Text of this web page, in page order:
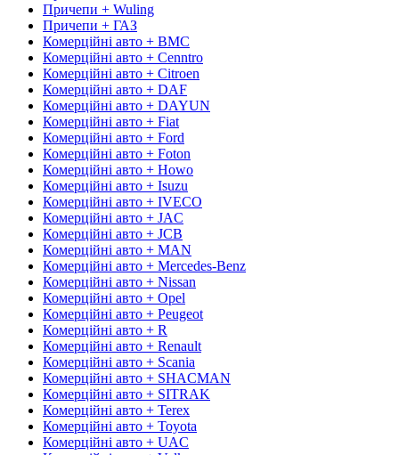
Причепи + Wuling
Причепи + ГАЗ
Комерційні авто + BMC
Комерційні авто + Cenntro
Комерційні авто + Citroen
Комерційні авто + DAF
Комерційні авто + DAYUN
Комерційні авто + Fiat
Комерційні авто + Ford
Комерційні авто + Foton
Комерційні авто + Howo
Комерційні авто + Isuzu
Комерційні авто + IVECO
Комерційні авто + JAC
Комерційні авто + JCB
Комерційні авто + MAN
Комерційні авто + Mercedes-Benz
Комерційні авто + Nissan
Комерційні авто + Opel
Комерційні авто + Peugeot
Комерційні авто + R
Комерційні авто + Renault
Комерційні авто + Scania
Комерційні авто + SHACMAN
Комерційні авто + SITRAK
Комерційні авто + Terex
Комерційні авто + Toyota
Комерційні авто + UAC